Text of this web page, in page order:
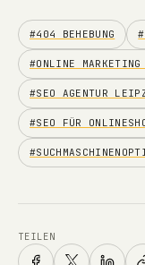
#404 BEHEBUNG
#ONLINE MARKETING
#SEO AGENTUR
#SEO FÜR
TEILEN